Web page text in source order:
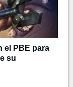
el PBE para
su